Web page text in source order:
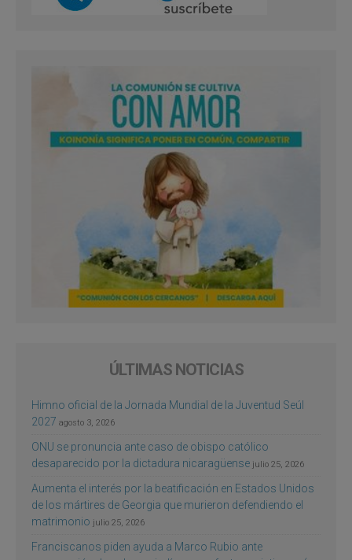
ÚLTIMAS NOTICIAS
Himno oficial de la Jornada Mundial de la Juventud Seúl
2027 agosto 3, 2026
ONU se pronuncia ante caso de obispo católico
desaparecido por la dictadura nicaragüense julio 25, 2026
Aumenta el interés por la beatificación en Estados Unidos
de los mártires de Georgia que murieron defendiendo el
matrimonio julio 25, 2026
Franciscanos piden ayuda a Marco Rubio ante